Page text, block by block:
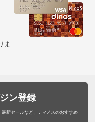
ま
ン登録
新セールなど、ディノスのおすすめ